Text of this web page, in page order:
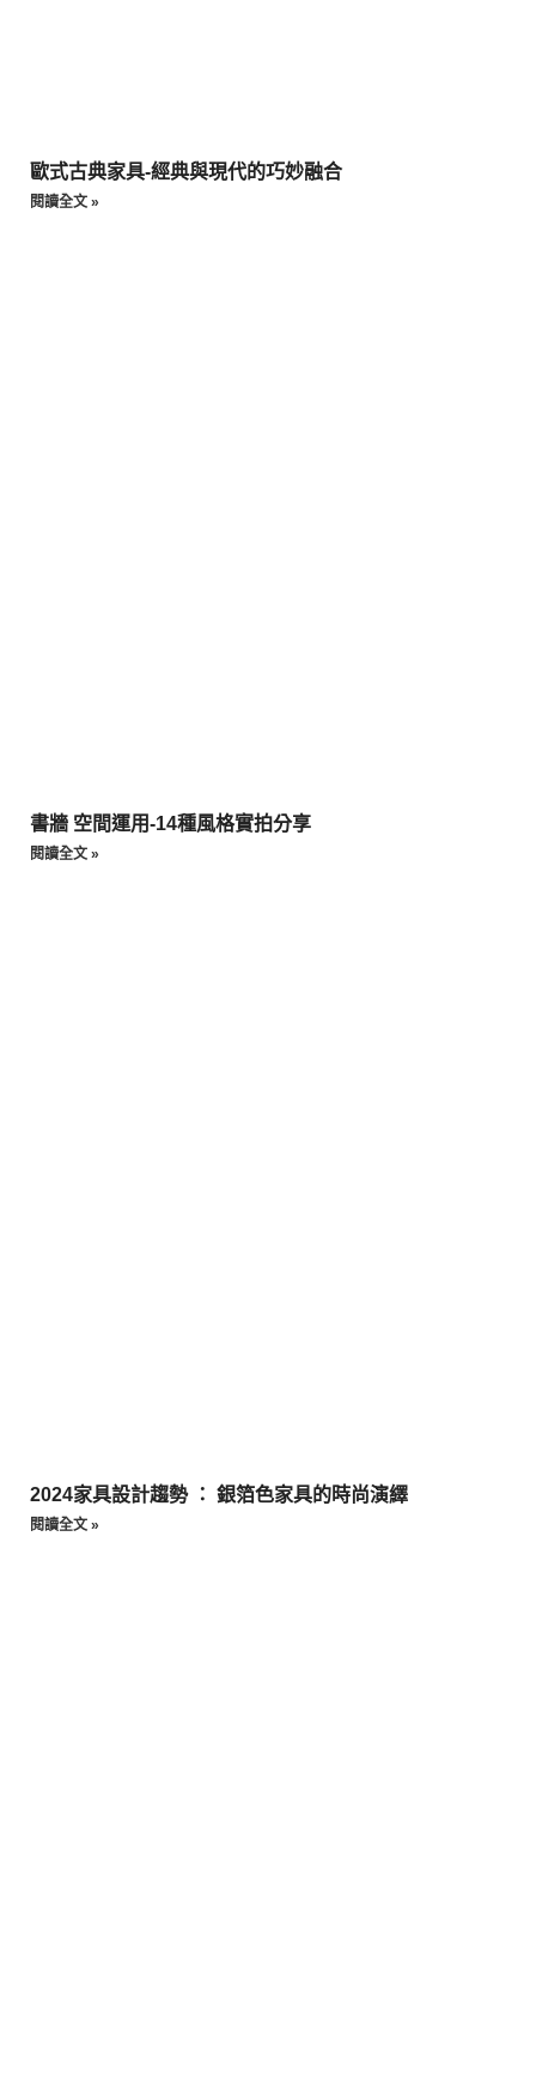
歐式古典家具-經典與現代的巧妙融合
閱讀全文 »
書牆 空間運用-14種風格實拍分享
閱讀全文 »
2024家具設計趨勢 ： 銀箔色家具的時尚演繹
閱讀全文 »